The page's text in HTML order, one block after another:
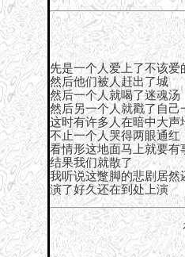
先是一个人爱上了不该爱
然后他们被人赶出了城
然后一个人就喝了迷魂汤
然后另一个人就戳了自己
这时有许多人在暗中大声
不止一个人哭得两眼通红
看情形这地面马上就要有
结果我们就散了
我听说这蹩脚的悲剧居然
演了好久还在到处上演